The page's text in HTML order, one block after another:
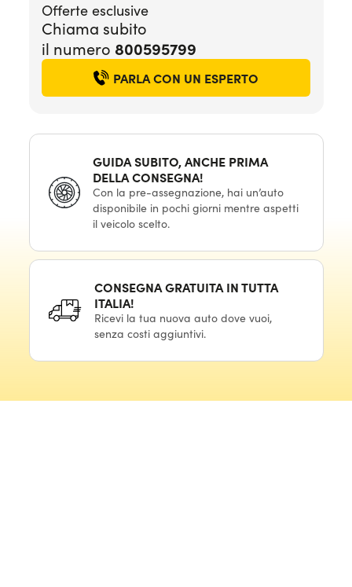
Offerte esclusive
Chiama subito
il numero 800595799
PARLA CON UN ESPERTO
GUIDA SUBITO, ANCHE PRIMA
DELLA CONSEGNA!
Con la pre-assegnazione, hai un’auto
disponibile in pochi giorni mentre aspetti
il veicolo scelto.
CONSEGNA GRATUITA IN TUTTA
ITALIA!
Ricevi la tua nuova auto dove vuoi,
senza costi aggiuntivi.